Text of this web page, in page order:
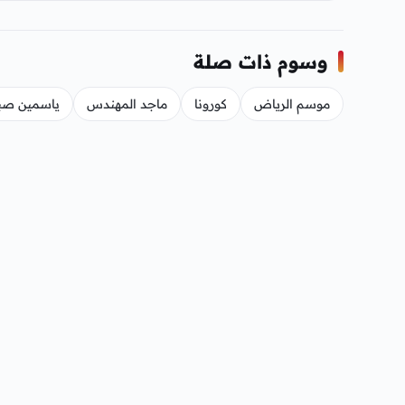
وسوم ذات صلة
موسم الرياض كورونا ماجد المهندس ياسمين